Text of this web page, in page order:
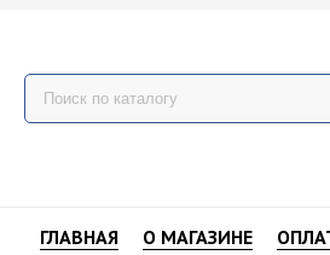
ГЛАВНАЯ О МАГАЗИНЕ